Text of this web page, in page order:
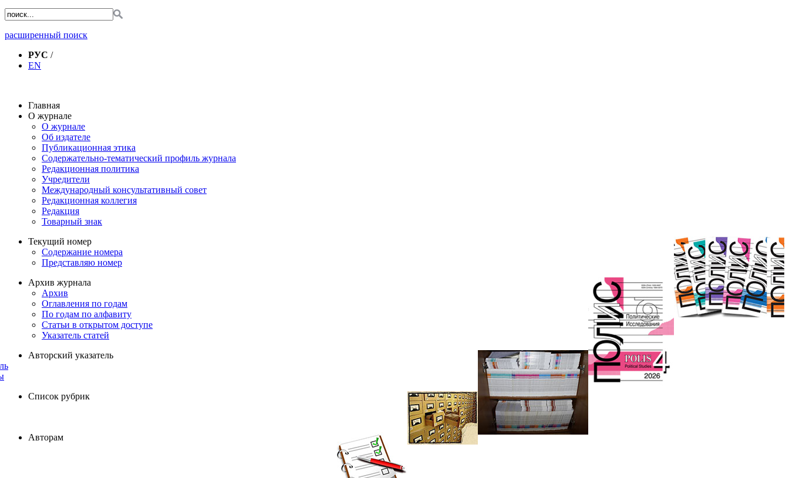
расширенный поиск
РУС /
EN
Главная
О журнале
О журнале
Об издателе
Публикационная этика
Содержательно-тематический профиль журнала
Редакционная политика
Учредители
Международный консультативный совет
Редакционная коллегия
Редакция
Товарный знак
Текущий номер
Содержание номера
Представляю номер
Архив журнала
Архив
Оглавления по годам
По годам по алфавиту
Статьи в открытом доступе
Указатель статей
Авторский указатель
Список рубрик
Авторам